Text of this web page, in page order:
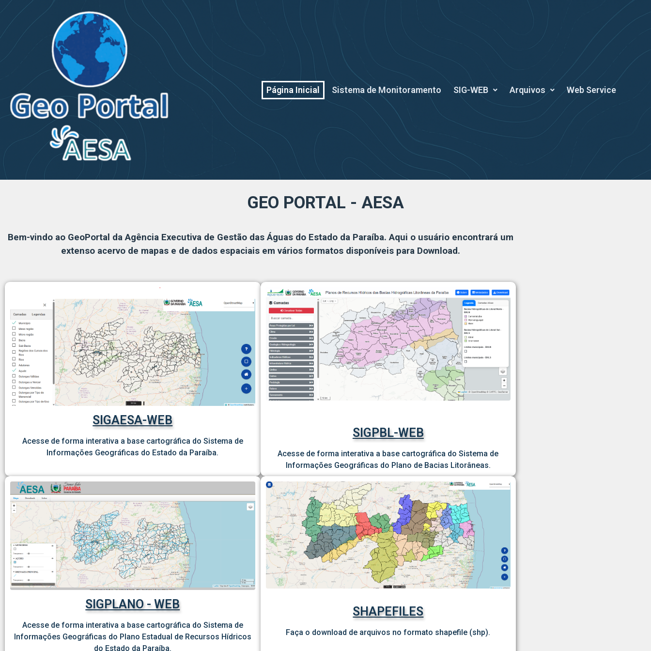
Página Inicial Sistema de Monitoramento SIG-WEB Arquivos Web Service
GEO PORTAL - AESA
Bem-vindo ao GeoPortal da Agência Executiva de Gestão das Águas do Estado da Paraíba. Aqui o usuário encontrará um
extenso acervo de mapas e de dados espaciais em vários formatos disponíveis para Download.
SIGAESA-WEB
Acesse de forma interativa a base cartográfica do Sistema de
Informações Geográficas do Estado da Paraíba.
SIGPBL-WEB
Acesse de forma interativa a base cartográfica do Sistema de
Informações Geográficas do Plano de Bacias Litorâneas.
SIGPLANO - WEB
Acesse de forma interativa a base cartográfica do Sistema de
Informações Geográficas do Plano Estadual de Recursos Hídricos
do Estado da Paraíba.
SHAPEFILES
Faça o download de arquivos no formato shapefile (shp).